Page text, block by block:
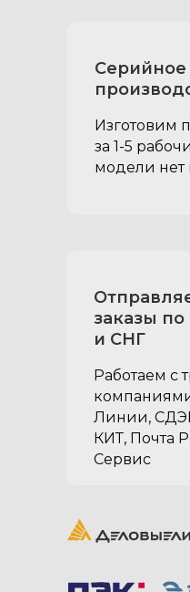
заказы по
и СНГ
Серийное
Работаем с
Линии,
КИТ, Почта
Сервис
Изготовим
за 1-5
модели нет